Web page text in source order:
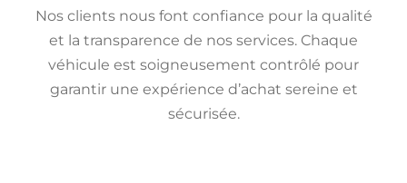
Nos clients nous font confiance pour la qualité
et la transparence de nos services. Chaque
véhicule est soigneusement contrôlé pour
garantir une expérience d’achat sereine et
sécurisée.